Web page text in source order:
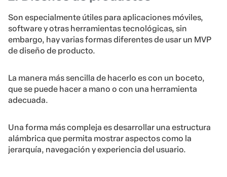
Son especialmente útiles para aplicaciones móviles,
software y otras herramientas tecnológicas, sin
embargo, hay varias formas diferentes de usar un MVP
de diseño de producto.
La manera más sencilla de hacerlo es con un boceto,
que se puede hacer a mano o con una herramienta
adecuada.
Una forma más compleja es desarrollar una estructura
alámbrica que permita mostrar aspectos como la
jerarquía, navegación y experiencia del usuario.